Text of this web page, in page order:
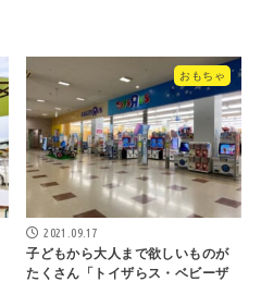
おもちゃ
2021.09.17
子どもから大人まで欲しいものが
たくさん「トイザらス・ベビーザ